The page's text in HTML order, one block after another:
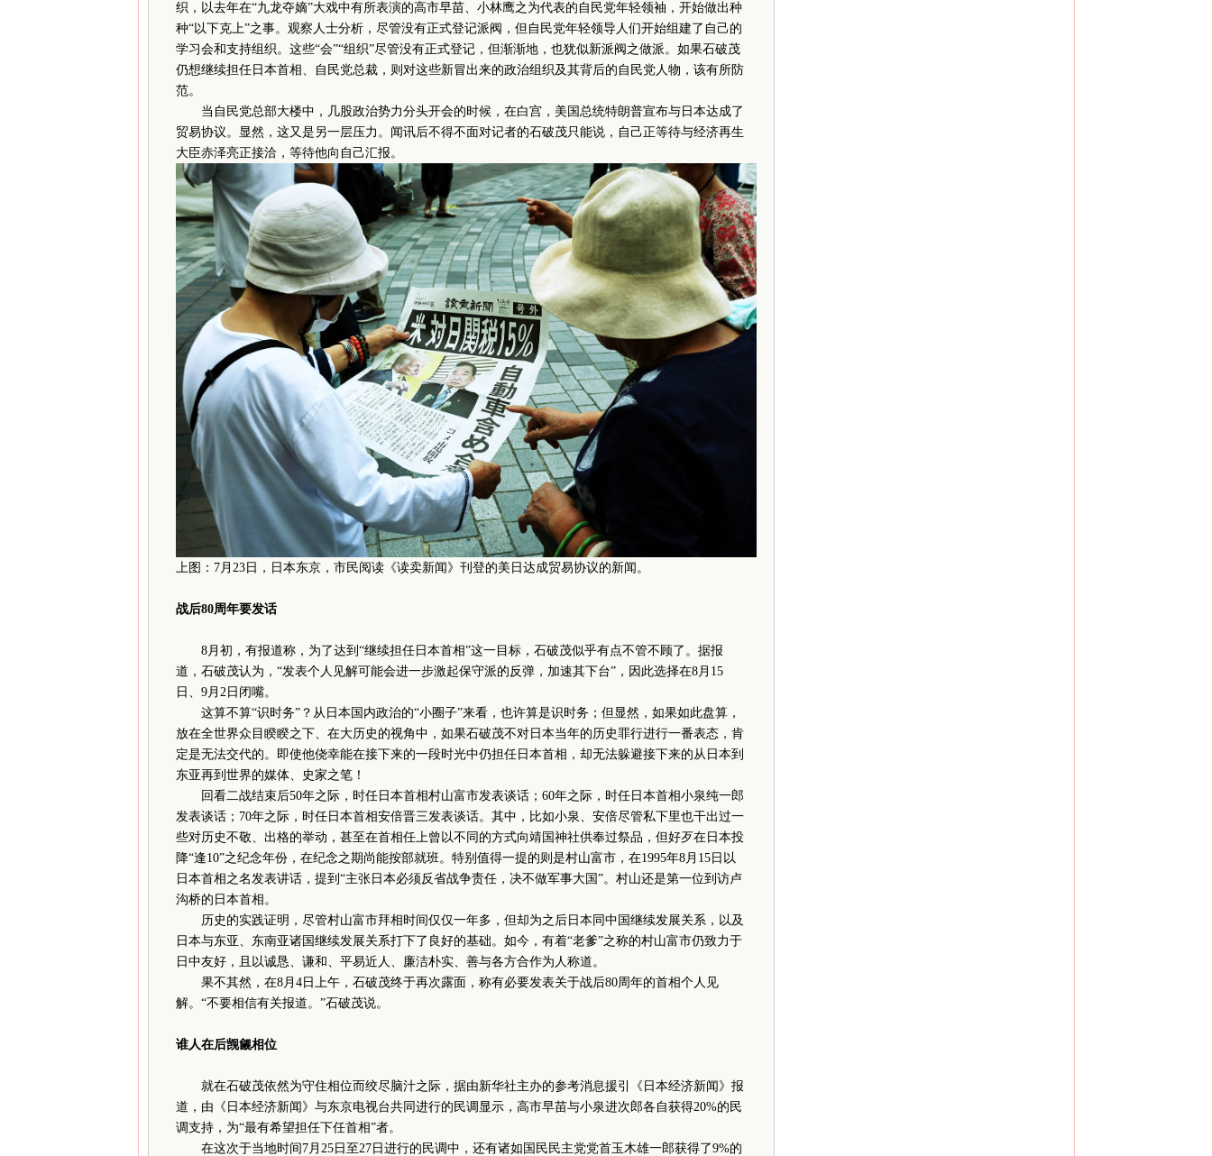
织，以去年在“九龙夺嫡”大戏中有所表演的高市早苗、小林鹰之为代表的自民党年轻领袖，开始做出种
种“以下克上”之事。观察人士分析，尽管没有正式登记派阀，但自民党年轻领导人们开始组建了自己的
学习会和支持组织。这些“会”“组织”尽管没有正式登记，但渐渐地，也犹似新派阀之做派。如果石破茂
仍想继续担任日本首相、自民党总裁，则对这些新冒出来的政治组织及其背后的自民党人物，该有所防
范。
当自民党总部大楼中，几股政治势力分头开会的时候，在白宫，美国总统特朗普宣布与日本达成了
贸易协议。显然，这又是另一层压力。闻讯后不得不面对记者的石破茂只能说，自己正等待与经济再生
大臣赤泽亮正接洽，等待他向自己汇报。
上图：7月23日，日本东京，市民阅读《读卖新闻》刊登的美日达成贸易协议的新闻。
战后80周年要发话
8月初，有报道称，为了达到“继续担任日本首相”这一目标，石破茂似乎有点不管不顾了。据报
道，石破茂认为，“发表个人见解可能会进一步激起保守派的反弹，加速其下台”，因此选择在8月15
日、9月2日闭嘴。
这算不算“识时务”？从日本国内政治的“小圈子”来看，也许算是识时务；但显然，如果如此盘算，
放在全世界众目睽睽之下、在大历史的视角中，如果石破茂不对日本当年的历史罪行进行一番表态，肯
定是无法交代的。即使他侥幸能在接下来的一段时光中仍担任日本首相，却无法躲避接下来的从日本到
东亚再到世界的媒体、史家之笔！
回看二战结束后50年之际，时任日本首相村山富市发表谈话；60年之际，时任日本首相小泉纯一郎
发表谈话；70年之际，时任日本首相安倍晋三发表谈话。其中，比如小泉、安倍尽管私下里也干出过一
些对历史不敬、出格的举动，甚至在首相任上曾以不同的方式向靖国神社供奉过祭品，但好歹在日本投
降“逢10”之纪念年份，在纪念之期尚能按部就班。特别值得一提的则是村山富市，在1995年8月15日以
日本首相之名发表讲话，提到“主张日本必须反省战争责任，决不做军事大国”。村山还是第一位到访卢
沟桥的日本首相。
历史的实践证明，尽管村山富市拜相时间仅仅一年多，但却为之后日本同中国继续发展关系，以及
日本与东亚、东南亚诸国继续发展关系打下了良好的基础。如今，有着“老爹”之称的村山富市仍致力于
日中友好，且以诚恳、谦和、平易近人、廉洁朴实、善与各方合作为人称道。
果不其然，在8月4日上午，石破茂终于再次露面，称有必要发表关于战后80周年的首相个人见
解。“不要相信有关报道。”石破茂说。
谁人在后觊觎相位
就在石破茂依然为守住相位而绞尽脑汁之际，据由新华社主办的参考消息援引《日本经济新闻》报
道，由《日本经济新闻》与东京电视台共同进行的民调显示，高市早苗与小泉进次郎各自获得20%的民
调支持，为“最有希望担任下任首相”者。
在这次于当地时间7月25日至27日进行的民调中，还有诸如国民民主党党首玉木雄一郎获得了9%的